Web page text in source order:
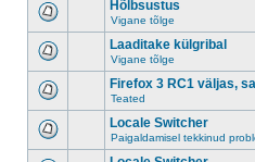
Hõlbsustus
Vigane tõlge
Laaditake külgribal
Vigane tõlge
Firefox 3 RC1 väljas,
Teated
Locale Switcher
Paigaldamisel tekkinud